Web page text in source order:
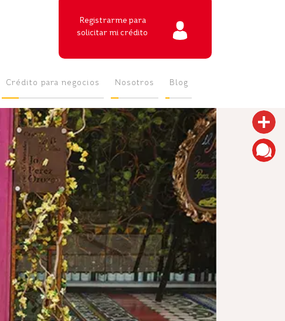
Registrarme para
solicitar mi crédito
Crédito para negocios Nosotros Blog